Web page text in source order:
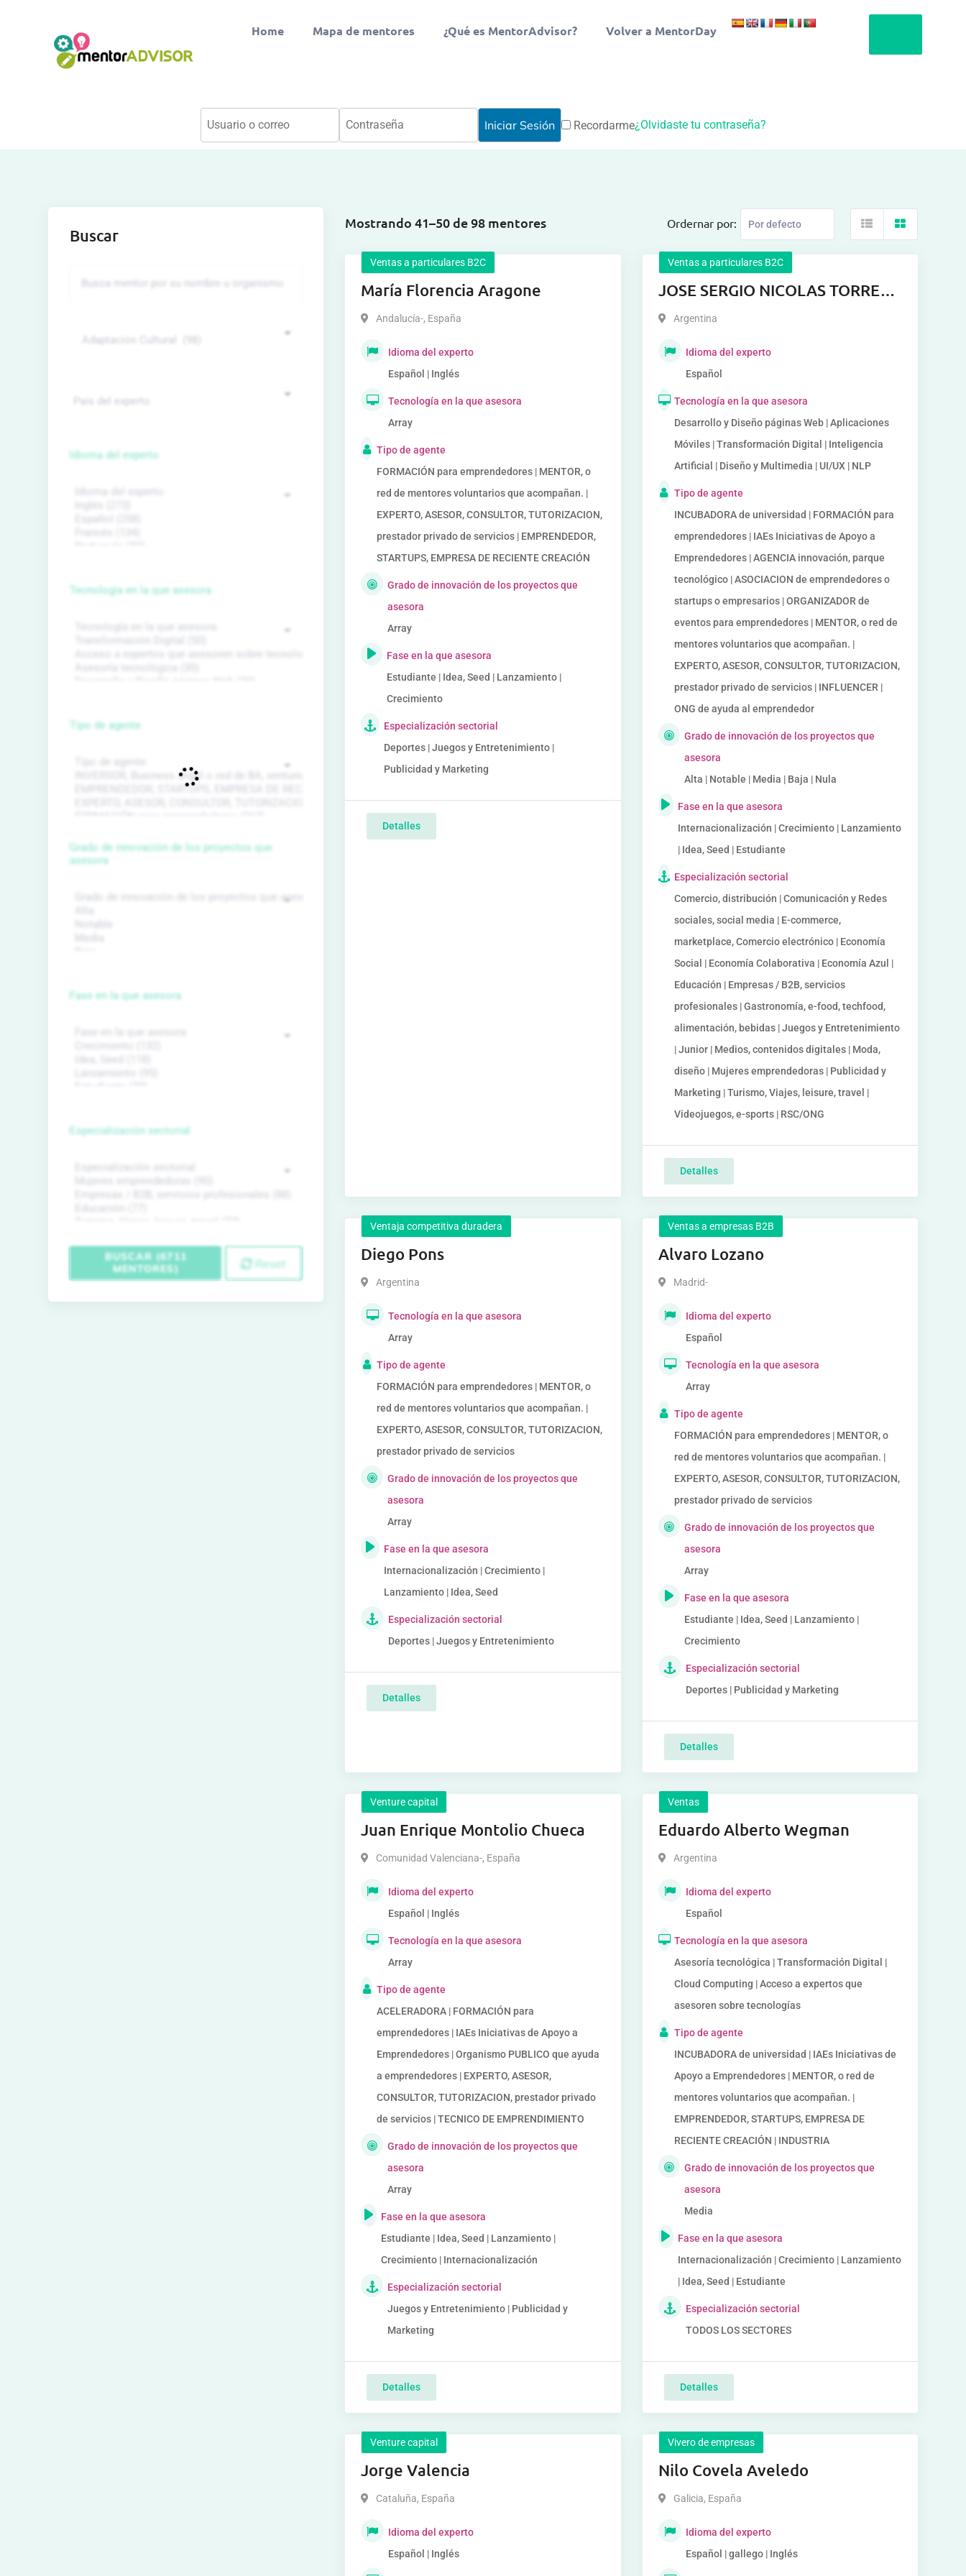
Home Mapa de mentores ¿Qué es MentorAdvisor? Volver a MentorDay
Recordarme¿Olvidaste tu contraseña?
Mostrando 41–50 de 98 mentores Ordernar por:
Ventas a particulares B2C
María Florencia Aragone
Andalucía-, España
Idioma del experto
Español | Inglés
Tecnología en la que asesora
Array
Tipo de agente
FORMACIÓN para emprendedores | MENTOR, o
red de mentores voluntarios que acompañan. |
EXPERTO, ASESOR, CONSULTOR, TUTORIZACION,
prestador privado de servicios | EMPRENDEDOR,
STARTUPS, EMPRESA DE RECIENTE CREACIÓN
Grado de innovación de los proyectos que
asesora
Array
Fase en la que asesora
Estudiante | Idea, Seed | Lanzamiento |
Crecimiento
Especialización sectorial
Deportes | Juegos y Entretenimiento |
Publicidad y Marketing
Detalles
Ventas a particulares B2C
JOSE SERGIO NICOLAS TORRES
GIMENEZ
Argentina
Idioma del experto
Español
Tecnología en la que asesora
Desarrollo y Diseño páginas Web | Aplicaciones
Móviles | Transformación Digital | Inteligencia
Artificial | Diseño y Multimedia | UI/UX | NLP
Tipo de agente
INCUBADORA de universidad | FORMACIÓN para
emprendedores | IAEs Iniciativas de Apoyo a
Emprendedores | AGENCIA innovación, parque
tecnológico | ASOCIACION de emprendedores o
startups o empresarios | ORGANIZADOR de
eventos para emprendedores | MENTOR, o red de
mentores voluntarios que acompañan. |
EXPERTO, ASESOR, CONSULTOR, TUTORIZACION,
prestador privado de servicios | INFLUENCER |
ONG de ayuda al emprendedor
Grado de innovación de los proyectos que
asesora
Alta | Notable | Media | Baja | Nula
Fase en la que asesora
Internacionalización | Crecimiento | Lanzamiento
| Idea, Seed | Estudiante
Especialización sectorial
Comercio, distribución | Comunicación y Redes
sociales, social media | E-commerce,
marketplace, Comercio electrónico | Economía
Social | Economía Colaborativa | Economía Azul |
Educación | Empresas / B2B, servicios
profesionales | Gastronomía, e-food, techfood,
alimentación, bebidas | Juegos y Entretenimiento
| Junior | Medios, contenidos digitales | Moda,
diseño | Mujeres emprendedoras | Publicidad y
Marketing | Turismo, Viajes, leisure, travel |
Videojuegos, e-sports | RSC/ONG
Detalles
Ventaja competitiva duradera
Diego Pons
Argentina
Tecnología en la que asesora
Array
Tipo de agente
FORMACIÓN para emprendedores | MENTOR, o
red de mentores voluntarios que acompañan. |
EXPERTO, ASESOR, CONSULTOR, TUTORIZACION,
prestador privado de servicios
Grado de innovación de los proyectos que
asesora
Array
Fase en la que asesora
Internacionalización | Crecimiento |
Lanzamiento | Idea, Seed
Especialización sectorial
Deportes | Juegos y Entretenimiento
Detalles
Ventas a empresas B2B
Alvaro Lozano
Madrid-
Idioma del experto
Español
Tecnología en la que asesora
Array
Tipo de agente
FORMACIÓN para emprendedores | MENTOR, o
red de mentores voluntarios que acompañan. |
EXPERTO, ASESOR, CONSULTOR, TUTORIZACION,
prestador privado de servicios
Grado de innovación de los proyectos que
asesora
Array
Fase en la que asesora
Estudiante | Idea, Seed | Lanzamiento |
Crecimiento
Especialización sectorial
Deportes | Publicidad y Marketing
Detalles
Venture capital
Juan Enrique Montolio Chueca
Comunidad Valenciana-, España
Idioma del experto
Español | Inglés
Tecnología en la que asesora
Array
Tipo de agente
ACELERADORA | FORMACIÓN para
emprendedores | IAEs Iniciativas de Apoyo a
Emprendedores | Organismo PUBLICO que ayuda
a emprendedores | EXPERTO, ASESOR,
CONSULTOR, TUTORIZACION, prestador privado
de servicios | TECNICO DE EMPRENDIMIENTO
Grado de innovación de los proyectos que
asesora
Array
Fase en la que asesora
Estudiante | Idea, Seed | Lanzamiento |
Crecimiento | Internacionalización
Especialización sectorial
Juegos y Entretenimiento | Publicidad y
Marketing
Detalles
Ventas
Eduardo Alberto Wegman
Argentina
Idioma del experto
Español
Tecnología en la que asesora
Asesoría tecnológica | Transformación Digital |
Cloud Computing | Acceso a expertos que
asesoren sobre tecnologías
Tipo de agente
INCUBADORA de universidad | IAEs Iniciativas de
Apoyo a Emprendedores | MENTOR, o red de
mentores voluntarios que acompañan. |
EMPRENDEDOR, STARTUPS, EMPRESA DE
RECIENTE CREACIÓN | INDUSTRIA
Grado de innovación de los proyectos que
asesora
Media
Fase en la que asesora
Internacionalización | Crecimiento | Lanzamiento
| Idea, Seed | Estudiante
Especialización sectorial
TODOS LOS SECTORES
Detalles
Venture capital
Jorge Valencia
Cataluña, España
Idioma del experto
Español | Inglés
Vivero de empresas
Nilo Covela Aveledo
Galicia, España
Idioma del experto
Español | gallego | Inglés
Buscar
Idioma del experto
Tecnología en la que asesora
Tipo de agente
Grado de innovación de los proyectos que
asesora
Fase en la que asesora
Especialización sectorial
BUSCAR (6711
MENTORES)
Reset